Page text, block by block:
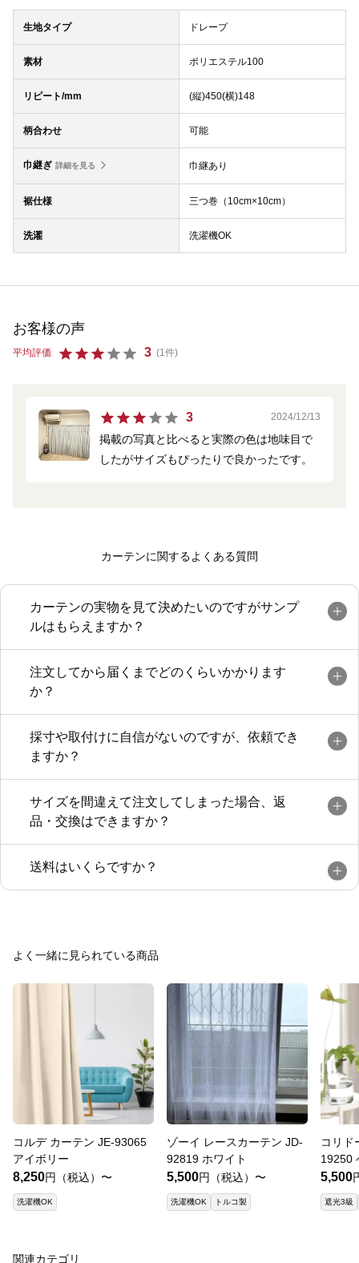
生地タイプ ドレープ
素材 ポリエステル100
リピート/mm (縦)450(横)148
柄合わせ 可能
巾継ぎ 詳細を見る 巾継あり
裾仕様 三つ巻（10cm×10cm）
洗濯 洗濯機OK
お客様の声
平均評価 3 (1件)
3 2024/12/13
掲載の写真と比べると実際の色は地味目で
したがサイズもぴったりで良かったです。
カーテンに関するよくある質問
カーテンの実物を見て決めたいのですがサンプ
ルはもらえますか？
注文してから届くまでどのくらいかかります
か？
採寸や取付けに自信がないのですが、依頼でき
ますか？
サイズを間違えて注文してしまった場合、返
品・交換はできますか？
送料はいくらですか？
よく一緒に見られている商品
コルデ カーテン JE-93065
アイボリー
8,250円（税込）〜
洗濯機OK
ゾーイ レースカーテン JD-
92819 ホワイト
5,500円（税込）〜
洗濯機OK トルコ製
コリド
19250
5,500
遮光3級
関連カテゴリ